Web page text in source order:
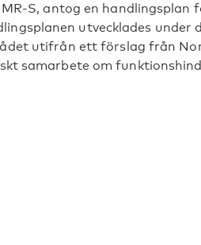
S, antog en handlingsplan
utvecklades under
utifrån ett förslag från
samarbete om